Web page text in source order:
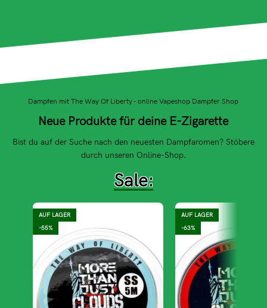
Dampfen mit The Way Of Liberty - online Vapeshop Dampfer Shop
Neue Produkte für deine E-Zigarette
Bist du auf der Suche nach den neuesten Dampfaromen? Stöbere
durch unseren Online-Shop.
Sale:
AUF LAGER
-55%
AUF LAGER
-63%